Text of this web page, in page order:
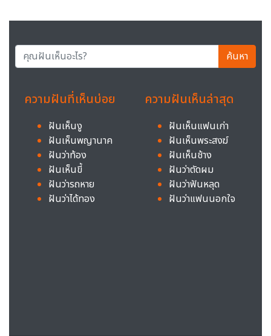
ค้นหา
ความฝันที่เห็นบ่อย
ฝันเห็นงู
ฝันเห็นพญานาค
ฝันว่าท้อง
ฝันเห็นขี้
ฝันว่ารถหาย
ฝันว่าได้ทอง
ความฝันเห็นล่าสุด
ฝันเห็นแฟนเก่า
ฝันเห็นพระสงฆ์
ฝันเห็นช้าง
ฝันว่าตัดผม
ฝันว่าฟันหลุด
ฝันว่าแฟนนอกใจ